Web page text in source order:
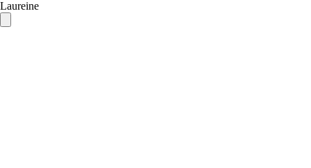
Laureine